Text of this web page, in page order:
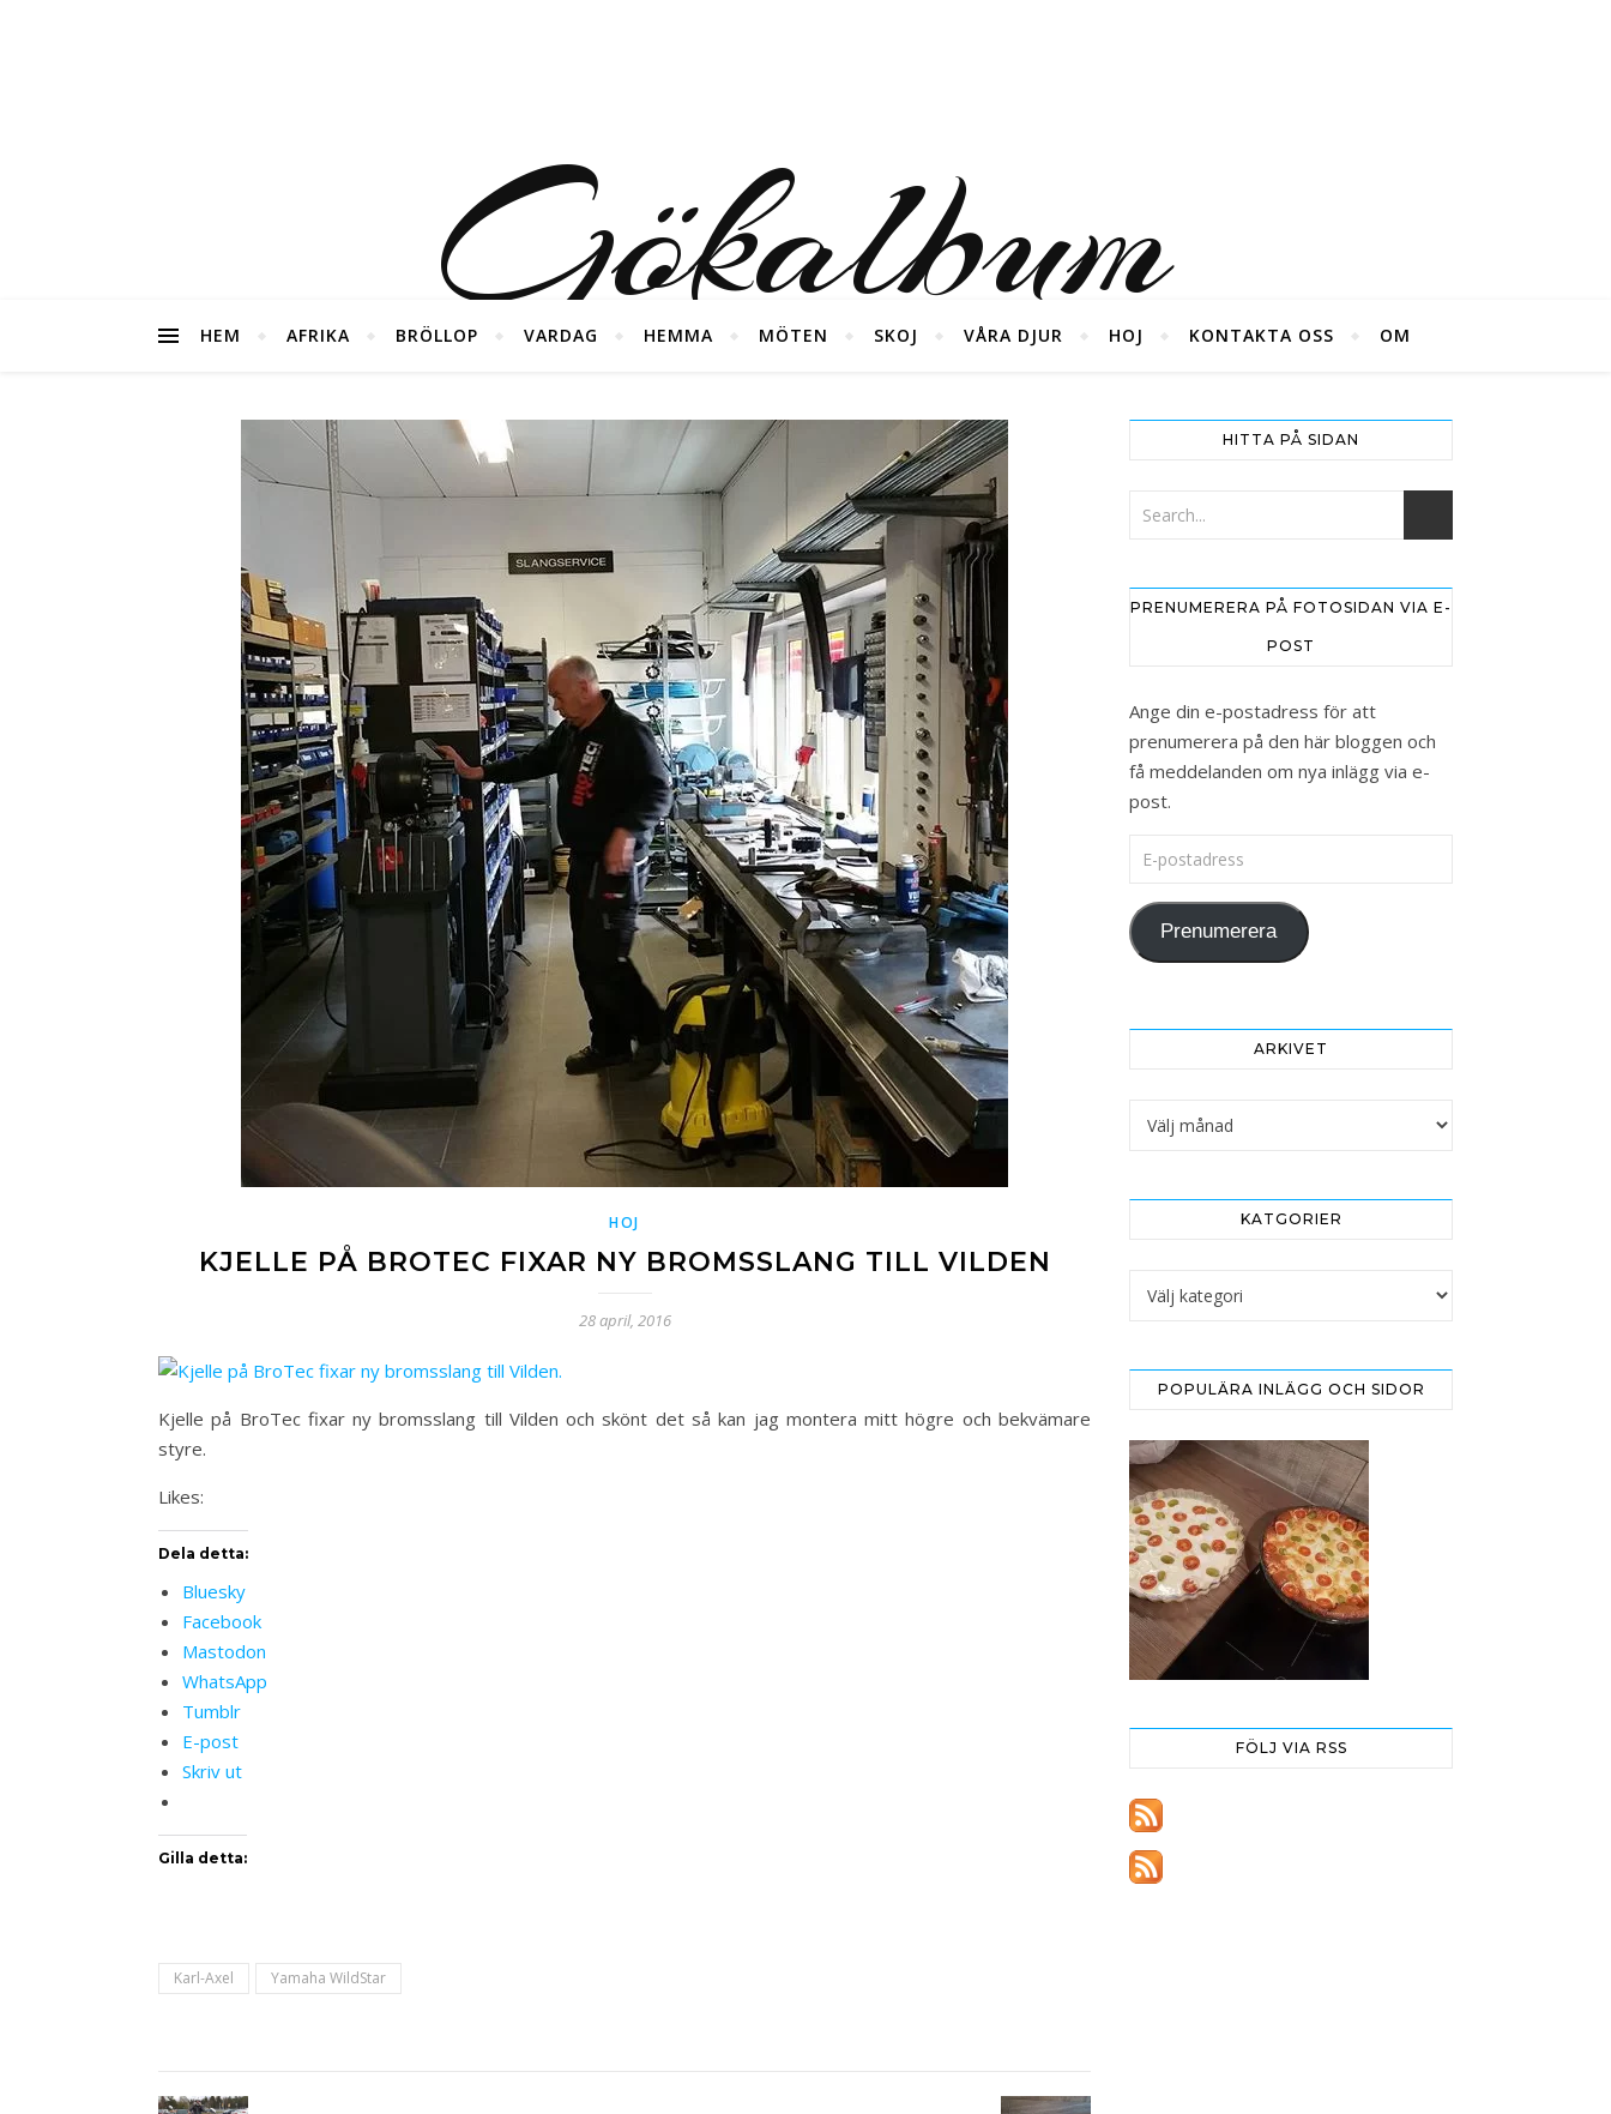
Gökalbum
foton från våra diverse äventyr ;)
HEM AFRIKA BRÖLLOP VARDAG HEMMA MÖTEN SKOJ VÅRA DJUR HOJ KONTAKTA OSS OM
HOJ
KJELLE PÅ BROTEC FIXAR NY BROMSSLANG TILL VILDEN
28 april, 2016
Kjelle på BroTec fixar ny bromsslang till Vilden och skönt det så kan jag montera mitt högre och bekvämare
styre.
Likes:
Dela detta:
Bluesky
Facebook
Mastodon
WhatsApp
Tumblr
E-post
Skriv ut
Gilla detta:
Karl-Axel Yamaha WildStar
HITTA PÅ SIDAN
PRENUMERERA PÅ FOTOSIDAN VIA E-
POST
Ange din e-postadress för att
prenumerera på den här bloggen och
få meddelanden om nya inlägg via e-
post.
E-postadress
Prenumerera
ARKIVET
KATGORIER
POPULÄRA INLÄGG OCH SIDOR
FÖLJ VIA RSS